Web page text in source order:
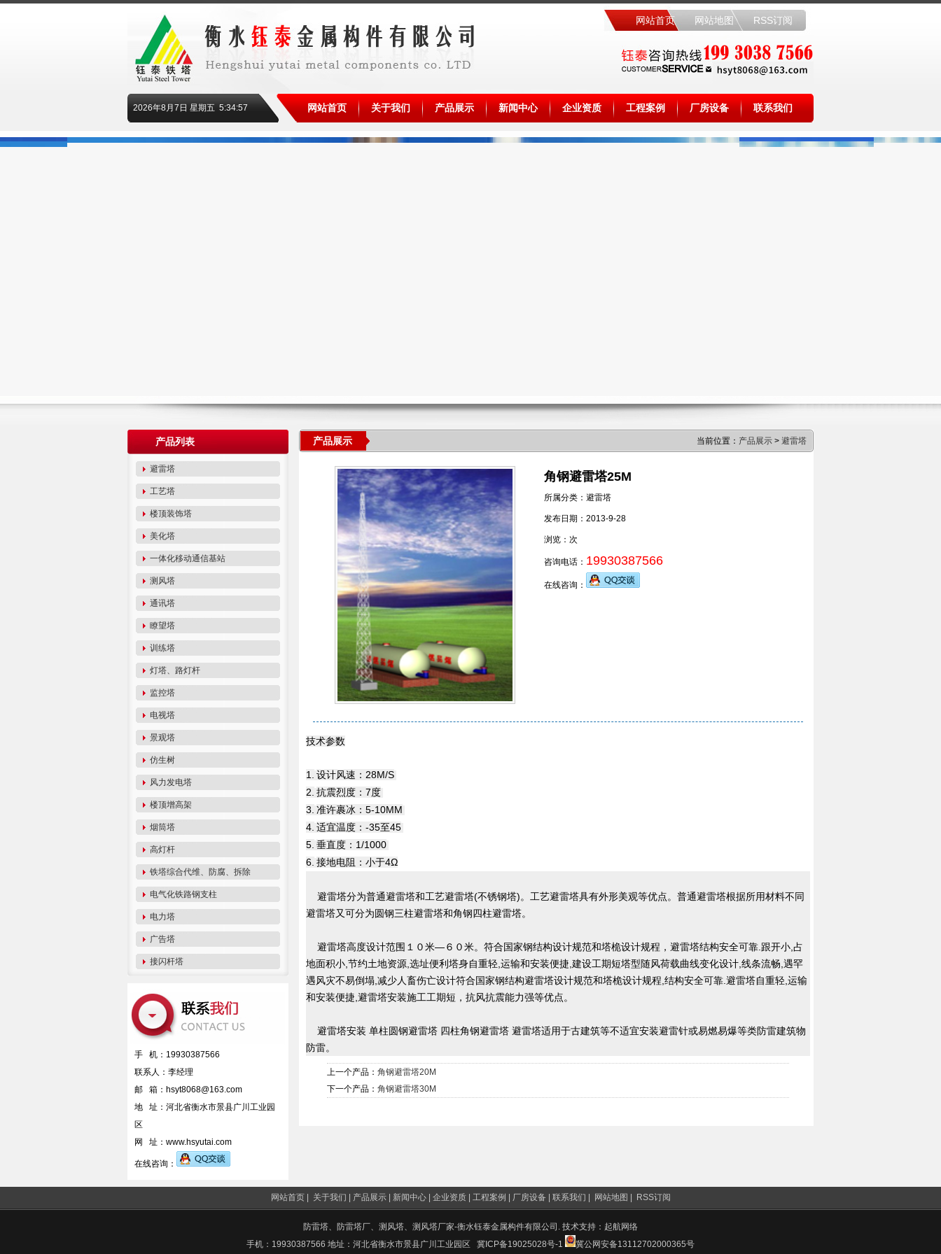
网站首页 网站地图 RSS订阅
2026年8月7日 星期五 5:34:57 网站首页 关于我们 产品展示 新闻中心 企业资质 工程案例 厂房设备 联系我们
产品列表
避雷塔
工艺塔
楼顶装饰塔
美化塔
一体化移动通信基站
测风塔
通讯塔
瞭望塔
训练塔
灯塔、路灯杆
监控塔
电视塔
景观塔
仿生树
风力发电塔
楼顶增高架
烟筒塔
高灯杆
铁塔综合代维、防腐、拆除
电气化铁路钢支柱
电力塔
广告塔
接闪杆塔
手 机：19930387566
联系人：李经理
邮 箱：hsyt8068@163.com
地 址：河北省衡水市景县广川工业园
区
网 址：www.hsyutai.com
在线咨询：
产品展示 当前位置： 产品展示 > 避雷塔
角钢避雷塔25M
所属分类：避雷塔
发布日期：2013-9-28
浏览： 次
咨询电话： 19930387566
在线咨询：
技术参数
1. 设计风速：28M/S
2. 抗震烈度：7度
3. 准许裹冰：5-10MM
4. 适宜温度：-35至45
5. 垂直度：1/1000
6. 接地电阻：小于4Ω
避雷塔分为普通避雷塔和工艺避雷塔(不锈钢塔)。工艺避雷塔具有外形美观等优点。普通避雷塔根据所用材料不同
避雷塔又可分为圆钢三柱避雷塔和角钢四柱避雷塔。
避雷塔高度设计范围１０米—６０米。符合国家钢结构设计规范和塔桅设计规程，避雷塔结构安全可靠.跟开小,占
地面积小,节约土地资源,选址便利塔身自重轻,运输和安装便捷,建设工期短塔型随风荷载曲线变化设计,线条流畅,遇罕
遇风灾不易倒塌,减少人畜伤亡设计符合国家钢结构避雷塔设计规范和塔桅设计规程,结构安全可靠.避雷塔自重轻,运输
和安装便捷,避雷塔安装施工工期短，抗风抗震能力强等优点。
避雷塔安装 单柱圆钢避雷塔 四柱角钢避雷塔 避雷塔适用于古建筑等不适宜安装避雷针或易燃易爆等类防雷建筑物
防雷。
上一个产品： 角钢避雷塔20M
下一个产品： 角钢避雷塔30M
网站首页 | 关于我们 产品展示| 新闻中心| 企业资质| 工程案例 厂房设备 联系我们 网站地图 RSS订阅
防雷塔、防雷塔厂、测风塔、测风塔厂家-衡水钰泰金属构件有限公司. 技术支持： 起航网络
手机：19930387566 地址：河北省衡水市景县广川工业园区 冀ICP备19025028号-1 冀公网安备13112702000365号